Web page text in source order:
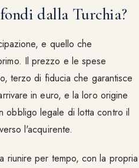
dalla Turchia?
e quello che
Il prezzo e le spese
terzo di fiducia che garantisce
in euro, e la loro origine
obbligo legale di lotta contro il
l'acquirente.
riunire per tempo, con la propria